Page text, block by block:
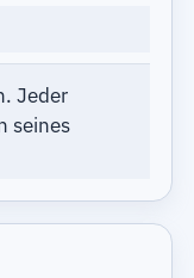
Jeder
seines